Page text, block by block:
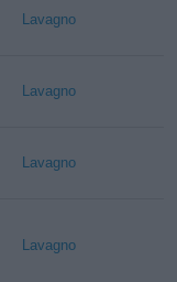
Lavagno
Lavagno
Lavagno
Lavagno